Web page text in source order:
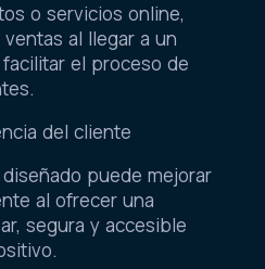
o servicios online,
al llegar a un
el proceso de
del cliente
puede mejorar
al ofrecer una
segura y accesible